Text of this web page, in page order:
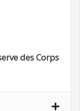
des Corps